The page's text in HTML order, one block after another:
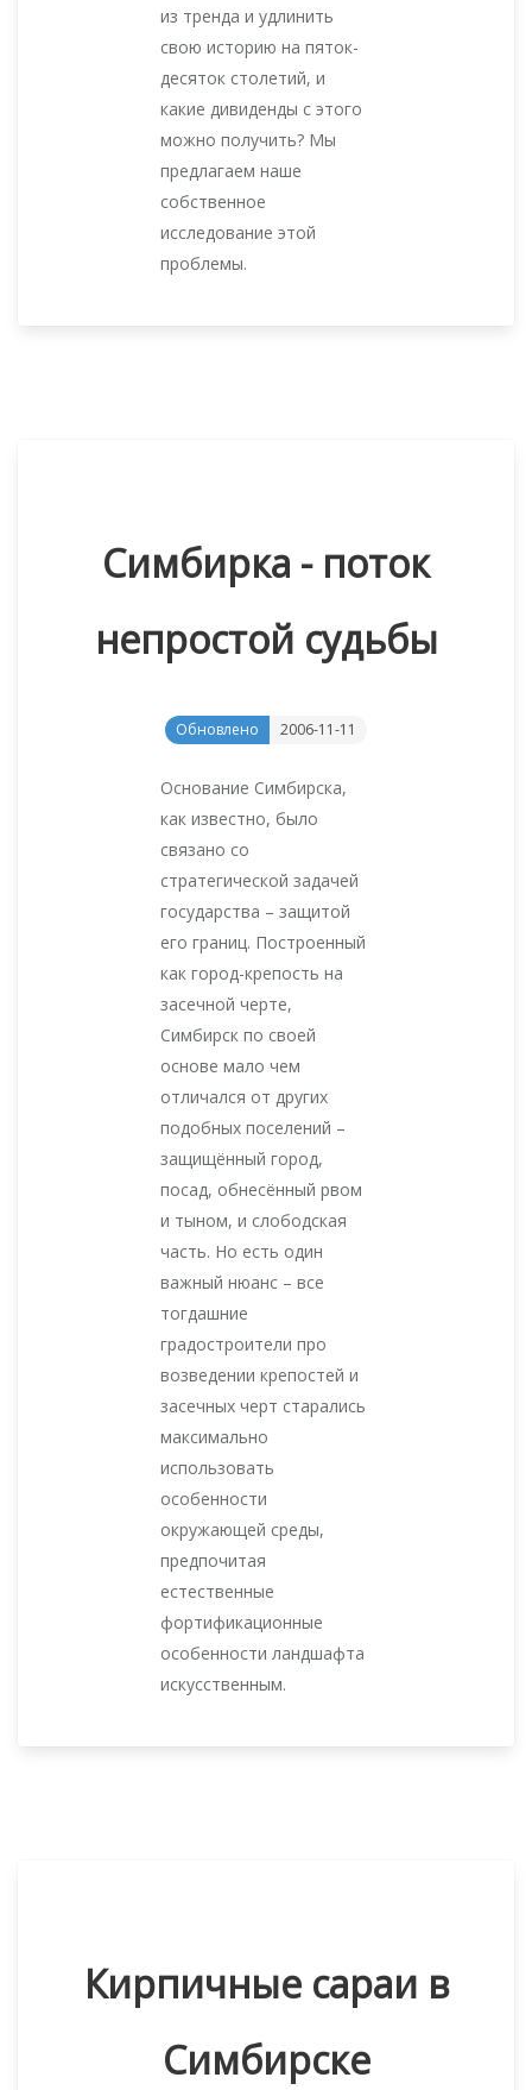
из тренда и удлинить
свою историю на пяток-
десяток столетий, и
какие дивиденды с этого
можно получить? Мы
предлагаем наше
собственное
исследование этой
проблемы.
Симбирка - поток
непростой судьбы
Обновлено 2006-11-11
Основание Симбирска,
как известно, было
связано со
стратегической задачей
государства – защитой
его границ. Построенный
как город-крепость на
засечной черте,
Симбирск по своей
основе мало чем
отличался от других
подобных поселений –
защищённый город,
посад, обнесённый рвом
и тыном, и слободская
часть. Но есть один
важный нюанс – все
тогдашние
градостроители про
возведении крепостей и
засечных черт старались
максимально
использовать
особенности
окружающей среды,
предпочитая
естественные
фортификационные
особенности ландшафта
искусственным.
Кирпичные сараи в
Симбирске